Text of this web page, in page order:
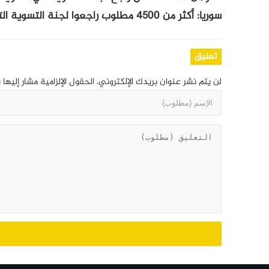
سوريا: أكثر من 4500 مطلوب راجعوا لجنة التسوية التي اطلقتها الحكومة السورية في السويداء.
تعليق
لن يتم نشر عنوان بريدك الإلكتروني. الحقول الإلزامية مشار